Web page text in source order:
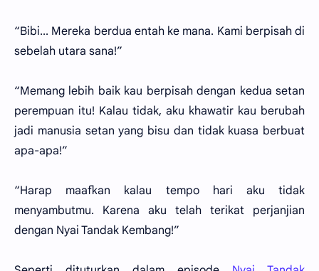
“Bibi... Mereka berdua entah ke mana. Kami berpisah di
sebelah utara sana!”
“Memang lebih baik kau berpisah dengan kedua setan
perempuan itu! Kalau tidak, aku khawatir kau berubah
jadi manusia setan yang bisu dan tidak kuasa berbuat
apa-apa!”
“Harap maafkan kalau tempo hari aku tidak
menyambutmu. Karena aku telah terikat perjanjian
dengan Nyai Tandak Kembang!”